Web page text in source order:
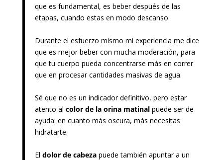
que es fundamental, es beber después de las
etapas, cuando estas en modo descanso.
Durante el esfuerzo mismo mi experiencia me dice
que es mejor beber con mucha moderación, para
que tu cuerpo pueda concentrarse más en correr
que en procesar cantidades masivas de agua.
Sé que no es un indicador definitivo, pero estar
atento al color de la orina matinalpuede ser de
ayuda: en cuanto más oscura, más necesitas
hidratarte.
El dolor de cabezapuede también apuntar a un